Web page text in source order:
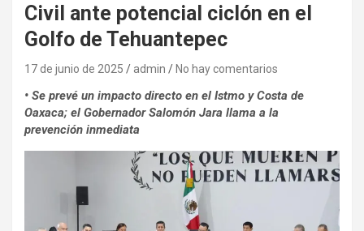
Civil ante potencial ciclón en el
Golfo de Tehuantepec
17 de junio de 2025 admin No hay comentarios
• Se prevé un impacto directo en el Istmo y Costa de
Oaxaca; el Gobernador Salomón Jara llama a la
prevención inmediata